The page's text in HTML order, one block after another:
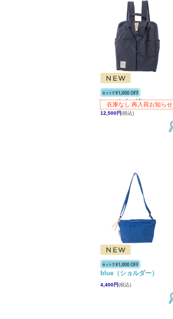
navy（バッグ）
12,500円(税込)
在庫なし:再入荷お知らせ
blue（ショルダー）
4,400円(税込)